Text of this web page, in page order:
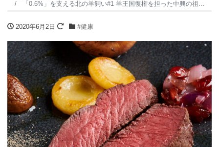
「0.6%」を支える北の羊飼い#1 羊王国復権を担った中興の祖 武藤浩史さん/茶路めん羊牧場
2020年6月2日 #健康